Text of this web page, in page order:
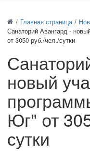
/ Главная страница /
Санаторий Авангард -
от 3050 руб./чел./сутки
новый
Юг" от
сутки